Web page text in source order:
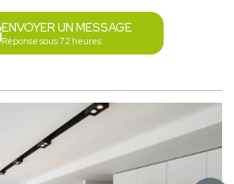
ENVOYER UN MESSAGE
Réponse sous 72 heures